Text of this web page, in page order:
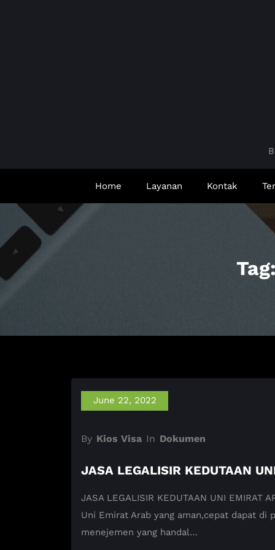
Home Layanan Kontak
June 22, 2022
By Kios Visa In Dokumen
JASA LEGALISIR KEDUTAAN
JASA LEGALISIR KEDUTAAN UNI EMIRAT
Uni Emirat Arab yang aman,cepat dapat di
menejemen yang handal…